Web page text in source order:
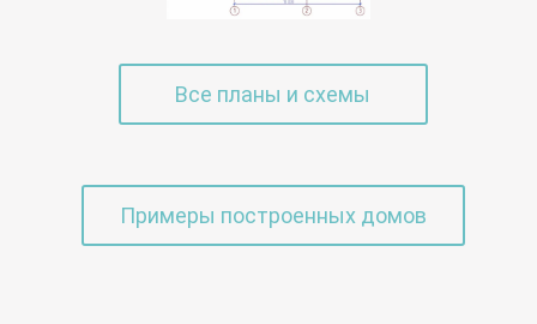
Все планы и схемы
Примеры построенных домов